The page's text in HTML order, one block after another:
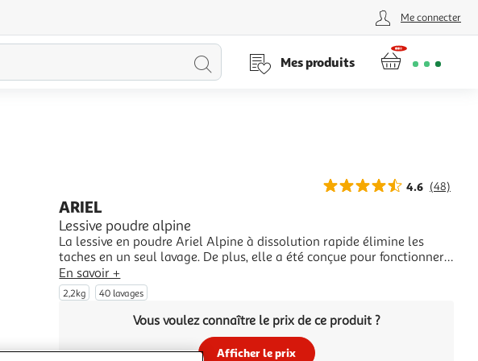
Me connecter
Lancer
Mes produits
Agrandir
l'illustration
l'illustration
Partager
4.6 (48)
ARIEL
Lessive poudre alpine
La lessive en poudre Ariel Alpine à dissolution rapide élimine les
taches en un seul lavage. De plus, elle a été conçue pour fonctionner
brillamment même à basse température tout en ne laissant aucun
résidu grâce à sa technologie anti-résidus unique, pour une
dissolution rapide, même à l'eau froide.
En savoir +
2,2kg 40 lavages
Vous voulez connaître le prix de ce produit ?
Afficher le prix